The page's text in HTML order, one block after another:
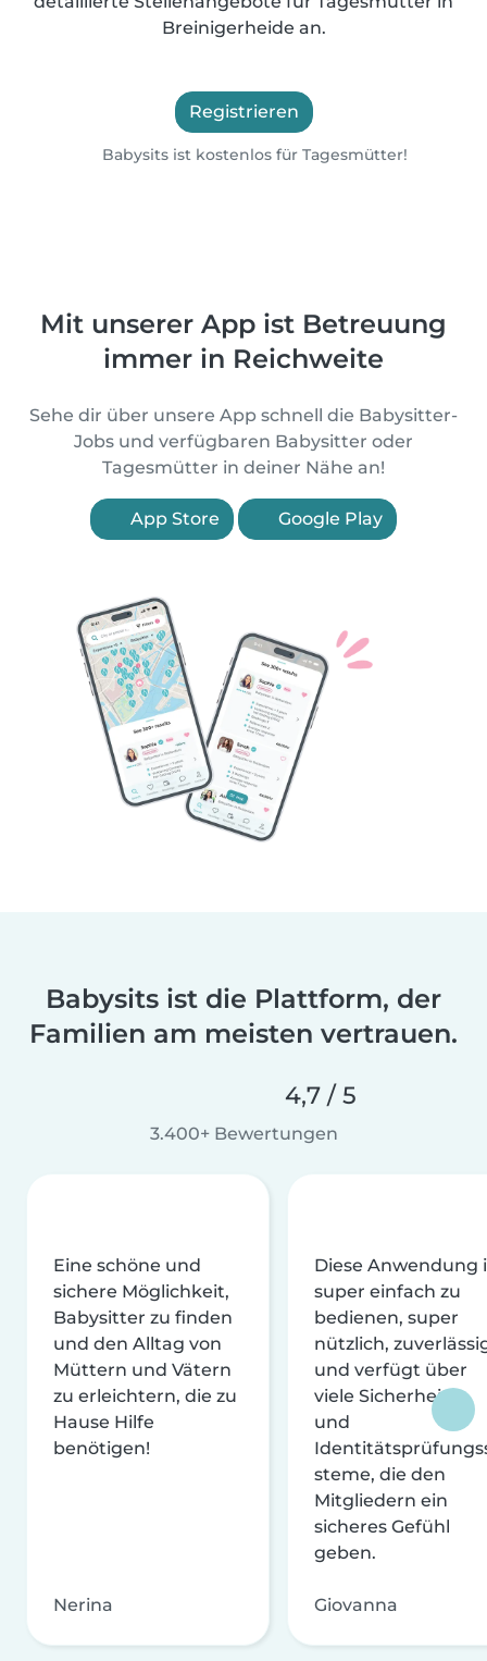
Breinigerheide an.
Registrieren
Babysits ist kostenlos für Tagesmütter!
Mit unserer App ist Betreuung
immer in Reichweite
Sehe dir über unsere App schnell die Babysitter-
Jobs und verfügbaren Babysitter oder
Tagesmütter in deiner Nähe an!
App Store Google Play
Babysits ist die Plattform, der
Familien am meisten vertrauen.
4,7 / 5
3.400+ Bewertungen
Eine schöne und
sichere Möglichkeit,
Babysitter zu finden
und den Alltag von
Müttern und Vätern
zu erleichtern, die zu
Hause Hilfe
benötigen!
Nerina
Diese Anwendung
super einfach zu
bedienen, super
nützlich,
und verfügt über
viele Sicherheits-
und
steme, die den
Mitgliedern ein
sicheres Gefühl
geben.
Giovanna